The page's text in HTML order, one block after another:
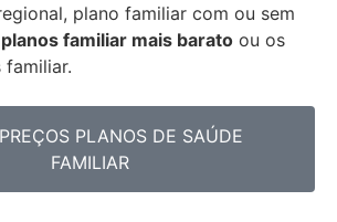
plano familiar com ou sem
planos familiar mais barato ou os
familiar.
PLANOS DE SAÚDE
FAMILIAR